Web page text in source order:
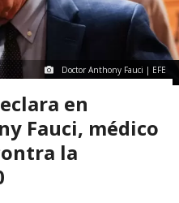
Doctor Anthony Fauci | EFE
en
Fauci, médico
la